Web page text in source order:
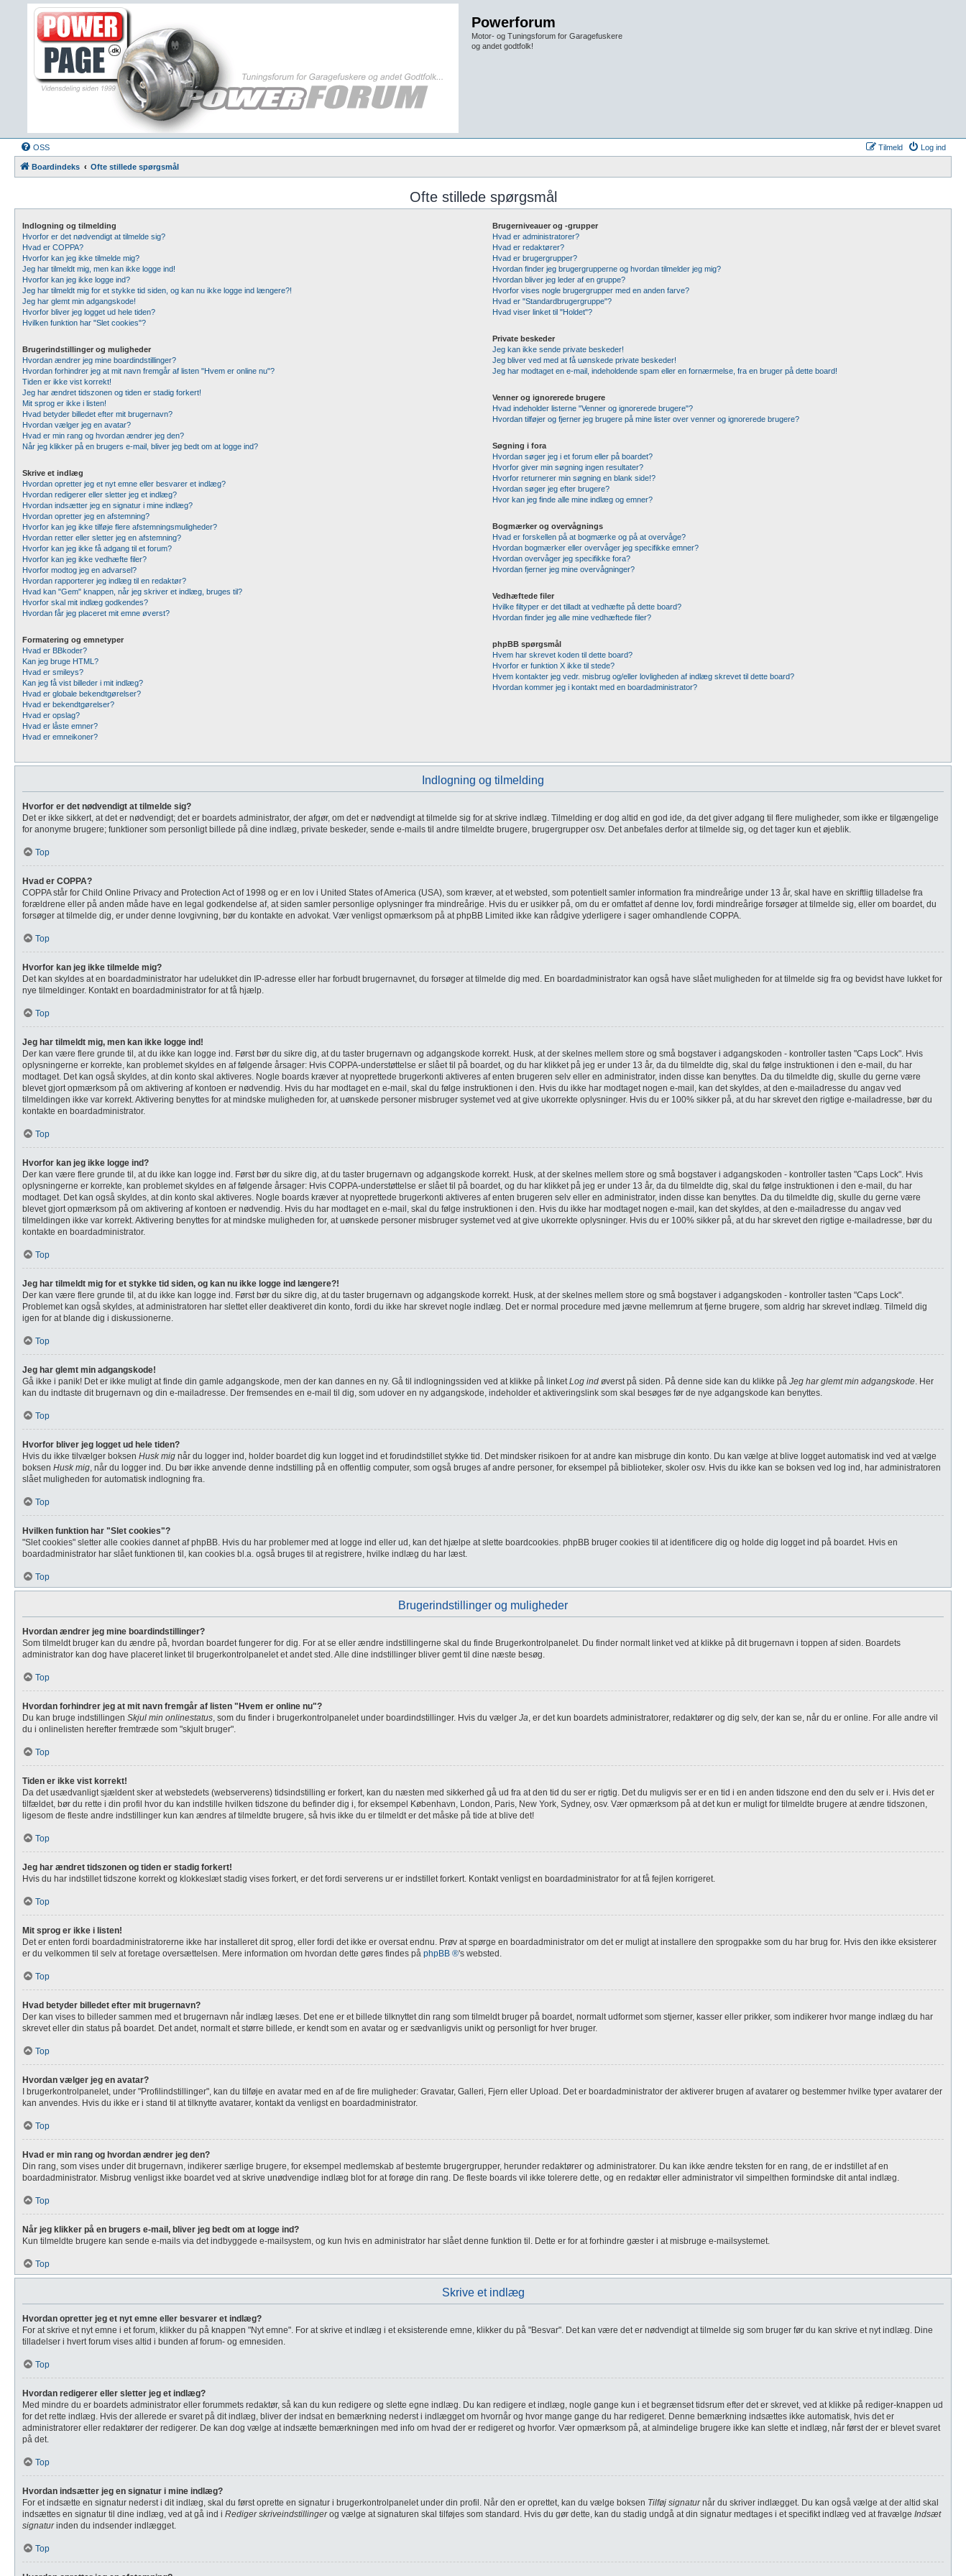
Powerforum
Motor- og Tuningsforum for Garagefuskere
og andet godtfolk!
OSS Log ind
Tilmeld
Boardindeks Ofte stillede spørgsmål
Ofte stillede spørgsmål
Indlogning og tilmelding
Hvorfor er det nødvendigt at tilmelde sig?
Hvad er COPPA?
Hvorfor kan jeg ikke tilmelde mig?
Jeg har tilmeldt mig, men kan ikke logge ind!
Hvorfor kan jeg ikke logge ind?
Jeg har tilmeldt mig for et stykke tid siden, og kan nu ikke logge ind længere?!
Jeg har glemt min adgangskode!
Hvorfor bliver jeg logget ud hele tiden?
Hvilken funktion har "Slet cookies"?
Brugerindstillinger og muligheder
Hvordan ændrer jeg mine boardindstillinger?
Hvordan forhindrer jeg at mit navn fremgår af listen "Hvem er online nu"?
Tiden er ikke vist korrekt!
Jeg har ændret tidszonen og tiden er stadig forkert!
Mit sprog er ikke i listen!
Hvad betyder billedet efter mit brugernavn?
Hvordan vælger jeg en avatar?
Hvad er min rang og hvordan ændrer jeg den?
Når jeg klikker på en brugers e-mail, bliver jeg bedt om at logge ind?
Skrive et indlæg
Hvordan opretter jeg et nyt emne eller besvarer et indlæg?
Hvordan redigerer eller sletter jeg et indlæg?
Hvordan indsætter jeg en signatur i mine indlæg?
Hvordan opretter jeg en afstemning?
Hvorfor kan jeg ikke tilføje flere afstemningsmuligheder?
Hvordan retter eller sletter jeg en afstemning?
Hvorfor kan jeg ikke få adgang til et forum?
Hvorfor kan jeg ikke vedhæfte filer?
Hvorfor modtog jeg en advarsel?
Hvordan rapporterer jeg indlæg til en redaktør?
Hvad kan "Gem" knappen, når jeg skriver et indlæg, bruges til?
Hvorfor skal mit indlæg godkendes?
Hvordan får jeg placeret mit emne øverst?
Formatering og emnetyper
Hvad er BBkoder?
Kan jeg bruge HTML?
Hvad er smileys?
Kan jeg få vist billeder i mit indlæg?
Hvad er globale bekendtgørelser?
Hvad er bekendtgørelser?
Hvad er opslag?
Hvad er låste emner?
Hvad er emneikoner?
Brugerniveauer og -grupper
Hvad er administratorer?
Hvad er redaktører?
Hvad er brugergrupper?
Hvordan finder jeg brugergrupperne og hvordan tilmelder jeg mig?
Hvordan bliver jeg leder af en gruppe?
Hvorfor vises nogle brugergrupper med en anden farve?
Hvad er "Standardbrugergruppe"?
Hvad viser linket til "Holdet"?
Private beskeder
Jeg kan ikke sende private beskeder!
Jeg bliver ved med at få uønskede private beskeder!
Jeg har modtaget en e-mail, indeholdende spam eller en fornærmelse, fra en bruger på dette board!
Venner og ignorerede brugere
Hvad indeholder listerne "Venner og ignorerede brugere"?
Hvordan tilføjer og fjerner jeg brugere på mine lister over venner og ignorerede brugere?
Søgning i fora
Hvordan søger jeg i et forum eller på boardet?
Hvorfor giver min søgning ingen resultater?
Hvorfor returnerer min søgning en blank side!?
Hvordan søger jeg efter brugere?
Hvor kan jeg finde alle mine indlæg og emner?
Bogmærker og overvågnings
Hvad er forskellen på at bogmærke og på at overvåge?
Hvordan bogmærker eller overvåger jeg specifikke emner?
Hvordan overvåger jeg specifikke fora?
Hvordan fjerner jeg mine overvågninger?
Vedhæftede filer
Hvilke filtyper er det tilladt at vedhæfte på dette board?
Hvordan finder jeg alle mine vedhæftede filer?
phpBB spørgsmål
Hvem har skrevet koden til dette board?
Hvorfor er funktion X ikke til stede?
Hvem kontakter jeg vedr. misbrug og/eller lovligheden af indlæg skrevet til dette board?
Hvordan kommer jeg i kontakt med en boardadministrator?
Indlogning og tilmelding
Hvorfor er det nødvendigt at tilmelde sig?
Det er ikke sikkert, at det er nødvendigt; det er boardets administrator, der afgør, om det er nødvendigt at tilmelde sig for at skrive indlæg. Tilmelding er dog altid en god ide, da det giver adgang til flere muligheder, som ikke er tilgængelige
for anonyme brugere; funktioner som personligt billede på dine indlæg, private beskeder, sende e-mails til andre tilmeldte brugere, brugergrupper osv. Det anbefales derfor at tilmelde sig, og det tager kun et øjeblik.
Top
Hvad er COPPA?
COPPA står for Child Online Privacy and Protection Act of 1998 og er en lov i United States of America (USA), som kræver, at et websted, som potentielt samler information fra mindreårige under 13 år, skal have en skriftlig tilladelse fra
forældrene eller på anden måde have en legal godkendelse af, at siden samler personlige oplysninger fra mindreårige. Hvis du er usikker på, om du er omfattet af denne lov, fordi mindreårige forsøger at tilmelde sig, eller om boardet, du
forsøger at tilmelde dig, er under denne lovgivning, bør du kontakte en advokat. Vær venligst opmærksom på at phpBB Limited ikke kan rådgive yderligere i sager omhandlende COPPA.
Top
Hvorfor kan jeg ikke tilmelde mig?
Det kan skyldes at en boardadministrator har udelukket din IP-adresse eller har forbudt brugernavnet, du forsøger at tilmelde dig med. En boardadministrator kan også have slået muligheden for at tilmelde sig fra og bevidst have lukket for
nye tilmeldinger. Kontakt en boardadministrator for at få hjælp.
Top
Jeg har tilmeldt mig, men kan ikke logge ind!
Der kan være flere grunde til, at du ikke kan logge ind. Først bør du sikre dig, at du taster brugernavn og adgangskode korrekt. Husk, at der skelnes mellem store og små bogstaver i adgangskoden - kontroller tasten "Caps Lock". Hvis
oplysningerne er korrekte, kan problemet skyldes en af følgende årsager: Hvis COPPA-understøttelse er slået til på boardet, og du har klikket på jeg er under 13 år, da du tilmeldte dig, skal du følge instruktionen i den e-mail, du har
modtaget. Det kan også skyldes, at din konto skal aktiveres. Nogle boards kræver at nyoprettede brugerkonti aktiveres af enten brugeren selv eller en administrator, inden disse kan benyttes. Da du tilmeldte dig, skulle du gerne være
blevet gjort opmærksom på om aktivering af kontoen er nødvendig. Hvis du har modtaget en e-mail, skal du følge instruktionen i den. Hvis du ikke har modtaget nogen e-mail, kan det skyldes, at den e-mailadresse du angav ved
tilmeldingen ikke var korrekt. Aktivering benyttes for at mindske muligheden for, at uønskede personer misbruger systemet ved at give ukorrekte oplysninger. Hvis du er 100% sikker på, at du har skrevet den rigtige e-mailadresse, bør du
kontakte en boardadministrator.
Top
Hvorfor kan jeg ikke logge ind?
Der kan være flere grunde til, at du ikke kan logge ind. Først bør du sikre dig, at du taster brugernavn og adgangskode korrekt. Husk, at der skelnes mellem store og små bogstaver i adgangskoden - kontroller tasten "Caps Lock". Hvis
oplysningerne er korrekte, kan problemet skyldes en af følgende årsager: Hvis COPPA-understøttelse er slået til på boardet, og du har klikket på jeg er under 13 år, da du tilmeldte dig, skal du følge instruktionen i den e-mail, du har
modtaget. Det kan også skyldes, at din konto skal aktiveres. Nogle boards kræver at nyoprettede brugerkonti aktiveres af enten brugeren selv eller en administrator, inden disse kan benyttes. Da du tilmeldte dig, skulle du gerne være
blevet gjort opmærksom på om aktivering af kontoen er nødvendig. Hvis du har modtaget en e-mail, skal du følge instruktionen i den. Hvis du ikke har modtaget nogen e-mail, kan det skyldes, at den e-mailadresse du angav ved
tilmeldingen ikke var korrekt. Aktivering benyttes for at mindske muligheden for, at uønskede personer misbruger systemet ved at give ukorrekte oplysninger. Hvis du er 100% sikker på, at du har skrevet den rigtige e-mailadresse, bør du
kontakte en boardadministrator.
Top
Jeg har tilmeldt mig for et stykke tid siden, og kan nu ikke logge ind længere?!
Der kan være flere grunde til, at du ikke kan logge ind. Først bør du sikre dig, at du taster brugernavn og adgangskode korrekt. Husk, at der skelnes mellem store og små bogstaver i adgangskoden - kontroller tasten "Caps Lock".
Problemet kan også skyldes, at administratoren har slettet eller deaktiveret din konto, fordi du ikke har skrevet nogle indlæg. Det er normal procedure med jævne mellemrum at fjerne brugere, som aldrig har skrevet indlæg. Tilmeld dig
igen for at blande dig i diskussionerne.
Top
Jeg har glemt min adgangskode!
Gå ikke i panik! Det er ikke muligt at finde din gamle adgangskode, men der kan dannes en ny. Gå til indlogningssiden ved at klikke på linketLog ind øverst på siden. På denne side kan du klikke på Jeg har glemt min adgangskode. Her
kan du indtaste dit brugernavn og din e-mailadresse. Der fremsendes en e-mail til dig, som udover en ny adgangskode, indeholder et aktiveringslink som skal besøges før de nye adgangskode kan benyttes.
Top
Hvorfor bliver jeg logget ud hele tiden?
Hvis du ikke tilvælger boksen Husk mig når du logger ind, holder boardet dig kun logget ind et forudindstillet stykke tid. Det mindsker risikoen for at andre kan misbruge din konto. Du kan vælge at blive logget automatisk ind ved at vælge
boksen Husk mig, når du logger ind. Du bør ikke anvende denne indstilling på en offentlig computer, som også bruges af andre personer, for eksempel på biblioteker, skoler osv. Hvis du ikke kan se boksen ved log ind, har administratoren
slået muligheden for automatisk indlogning fra.
Top
Hvilken funktion har "Slet cookies"?
"Slet cookies" sletter alle cookies dannet af phpBB. Hvis du har problemer med at logge ind eller ud, kan det hjælpe at slette boardcookies. phpBB bruger cookies til at identificere dig og holde dig logget ind på boardet. Hvis en
boardadministrator har slået funktionen til, kan cookies bl.a. også bruges til at registrere, hvilke indlæg du har læst.
Top
Brugerindstillinger og muligheder
Hvordan ændrer jeg mine boardindstillinger?
Som tilmeldt bruger kan du ændre på, hvordan boardet fungerer for dig. For at se eller ændre indstillingerne skal du finde Brugerkontrolpanelet. Du finder normalt linket ved at klikke på dit brugernavn i toppen af siden. Boardets
administrator kan dog have placeret linket til brugerkontrolpanelet et andet sted. Alle dine indstillinger bliver gemt til dine næste besøg.
Top
Hvordan forhindrer jeg at mit navn fremgår af listen "Hvem er online nu"?
Du kan bruge indstillingen Skjul min onlinestatus, som du finder i brugerkontrolpanelet under boardindstillinger. Hvis du vælger Ja, er det kun boardets administratorer, redaktører og dig selv, der kan se, når du er online. For alle andre vil
du i onlinelisten herefter fremtræde som "skjult bruger".
Top
Tiden er ikke vist korrekt!
Da det usædvanligt sjældent sker at webstedets (webserverens) tidsindstilling er forkert, kan du næsten med sikkerhed gå ud fra at den tid du ser er rigtig. Det du muligvis ser er en tid i en anden tidszone end den du selv er i. Hvis det er
tilfældet, bør du rette i din profil hvor du kan indstille hvilken tidszone du befinder dig i, for eksempel København, London, Paris, New York, Sydney, osv. Vær opmærksom på at det kun er muligt for tilmeldte brugere at ændre tidszonen,
ligesom de fleste andre indstillinger kun kan ændres af tilmeldte brugere, så hvis ikke du er tilmeldt er det måske på tide at blive det!
Top
Jeg har ændret tidszonen og tiden er stadig forkert!
Hvis du har indstillet tidszone korrekt og klokkeslæt stadig vises forkert, er det fordi serverens ur er indstillet forkert. Kontakt venligst en boardadministrator for at få fejlen korrigeret.
Top
Mit sprog er ikke i listen!
Det er enten fordi boardadministratorerne ikke har installeret dit sprog, eller fordi det ikke er oversat endnu. Prøv at spørge en boardadministrator om det er muligt at installere den sprogpakke som du har brug for. Hvis den ikke eksisterer
er du velkommen til selv at foretage oversættelsen. Mere information om hvordan dette gøres findes på phpBB ®'s websted.
Top
Hvad betyder billedet efter mit brugernavn?
Der kan vises to billeder sammen med et brugernavn når indlæg læses. Det ene er et billede tilknyttet din rang som tilmeldt bruger på boardet, normalt udformet som stjerner, kasser eller prikker, som indikerer hvor mange indlæg du har
skrevet eller din status på boardet. Det andet, normalt et større billede, er kendt som en avatar og er sædvanligvis unikt og personligt for hver bruger.
Top
Hvordan vælger jeg en avatar?
I brugerkontrolpanelet, under "Profilindstillinger", kan du tilføje en avatar med en af de fire muligheder: Gravatar, Galleri, Fjern eller Upload. Det er boardadministrator der aktiverer brugen af avatarer og bestemmer hvilke typer avatarer der
kan anvendes. Hvis du ikke er i stand til at tilknytte avatarer, kontakt da venligst en boardadministrator.
Top
Hvad er min rang og hvordan ændrer jeg den?
Din rang, som vises under dit brugernavn, indikerer særlige brugere, for eksempel medlemskab af bestemte brugergrupper, herunder redaktører og administratorer. Du kan ikke ændre teksten for en rang, de er indstillet af en
boardadministrator. Misbrug venligst ikke boardet ved at skrive unødvendige indlæg blot for at forøge din rang. De fleste boards vil ikke tolerere dette, og en redaktør eller administrator vil simpelthen formindske dit antal indlæg.
Top
Når jeg klikker på en brugers e-mail, bliver jeg bedt om at logge ind?
Kun tilmeldte brugere kan sende e-mails via det indbyggede e-mailsystem, og kun hvis en administrator har slået denne funktion til. Dette er for at forhindre gæster i at misbruge e-mailsystemet.
Top
Skrive et indlæg
Hvordan opretter jeg et nyt emne eller besvarer et indlæg?
For at skrive et nyt emne i et forum, klikker du på knappen "Nyt emne". For at skrive et indlæg i et eksisterende emne, klikker du på "Besvar". Det kan være det er nødvendigt at tilmelde sig som bruger før du kan skrive et nyt indlæg. Dine
tilladelser i hvert forum vises altid i bunden af forum- og emnesiden.
Top
Hvordan redigerer eller sletter jeg et indlæg?
Med mindre du er boardets administrator eller forummets redaktør, så kan du kun redigere og slette egne indlæg. Du kan redigere et indlæg, nogle gange kun i et begrænset tidsrum efter det er skrevet, ved at klikke på rediger-knappen ud
for det rette indlæg. Hvis der allerede er svaret på dit indlæg, bliver der indsat en bemærkning nederst i indlægget om hvornår og hvor mange gange du har redigeret. Denne bemærkning indsættes ikke automatisk, hvis det er
administratorer eller redaktører der redigerer. De kan dog vælge at indsætte bemærkningen med info om hvad der er redigeret og hvorfor. Vær opmærksom på, at almindelige brugere ikke kan slette et indlæg, når først der er blevet svaret
på det.
Top
Hvordan indsætter jeg en signatur i mine indlæg?
For et indsætte en signatur nederst i dit indlæg, skal du først oprette en signatur i brugerkontrolpanelet under din profil. Når den er oprettet, kan du vælge boksen Tilføj signaturnår du skriver indlægget. Du kan også vælge at der altid skal
indsættes en signatur til dine indlæg, ved at gå ind i Rediger skriveindstillingerog vælge at signaturen skal tilføjes som standard. Hvis du gør dette, kan du stadig undgå at din signatur medtages i et specifikt indlæg ved at fravælge Indsæt
signaturinden du indsender indlægget.
Top